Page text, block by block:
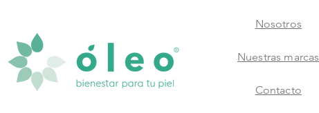
Nosotros
Nuestras marcas
Contacto